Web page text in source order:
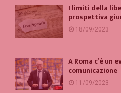
I limiti della
prospettiva
18/09/2023
A Roma c’è un
comunicazione
11/09/2023